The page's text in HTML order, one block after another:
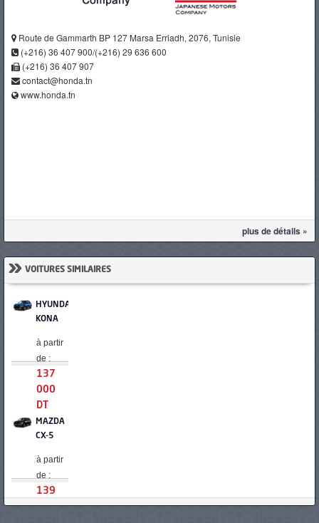
Route de Gammarth BP 127 Marsa Erriadh, 2076, Tunisie
(+216) 36 407 900/(+216) 29 636 600
(+216) 36 407 907
contact@honda.tn
www.honda.tn
plus de détails »
» VOITURES SIMILAIRES
HYUNDAI
KONA
à partir
de :
137
000
DT
MAZDA
CX-5
à partir
de :
139
200